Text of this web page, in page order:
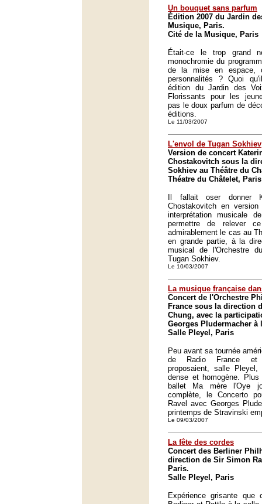
Un bouquet sans parfum
Édition 2007 du Jardin
Musique, Paris.
Cité de la Musique, Paris
Était-ce le trop grand
monochromie du
de la mise en espace,
personnalités ? Quoi
édition du Jardin des
Florissants pour les
pas le doux parfum de
éditions.
Le 11/03/2007
L'envol de Tugan Sokhiev
Version de concert
Chostakovitch sous la
Sokhiev au Théâtre du
Théatre du Châtelet, Paris
Il fallait oser donner
Chostakovitch en
interprétation musicale
permettre de relever
admirablement le cas au
en grande partie, à la
musical de l'Orchestre
Tugan Sokhiev.
Le 10/03/2007
La musique française
Concert de l'Orchestre
France sous la direction
Chung, avec la
Georges Pludermacher à
Salle Pleyel, Paris
Peu avant sa tournée
de Radio France et
proposaient, salle Pleyel,
dense et homogène.
ballet Ma mère l'Oye
complète, le Concerto
Ravel avec Georges
printemps de Stravinski
Le 09/03/2007
La fête des cordes
Concert des Berliner
direction de Sir Simon
Paris.
Salle Pleyel, Paris
Expérience grisante